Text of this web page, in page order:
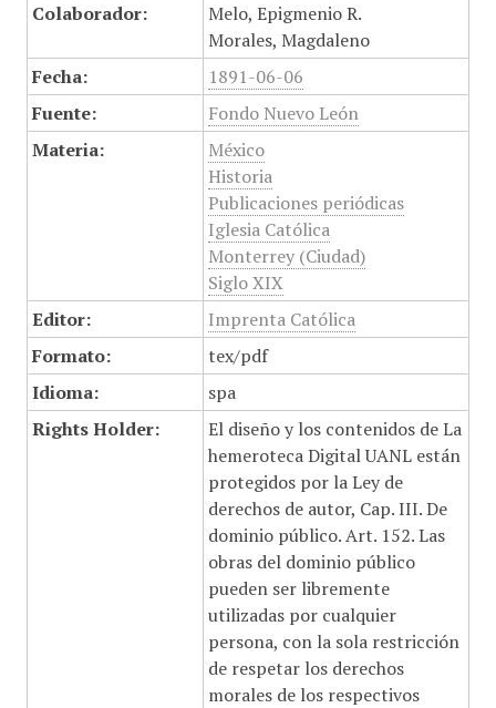
Colaborador:
Melo, Epigmenio R.
Morales, Magdaleno
Fecha:
1891-06-06
Fuente:
Fondo Nuevo León
Materia:
México
Historia
Publicaciones periódicas
Iglesia Católica
Monterrey (Ciudad)
Siglo XIX
Editor:
Imprenta Católica
Formato:
tex/pdf
Idioma:
spa
Rights Holder:
El diseño y los contenidos de La
hemeroteca Digital UANL están
protegidos por la Ley de
derechos de autor, Cap. III. De
dominio público. Art. 152. Las
obras del dominio público
pueden ser libremente
utilizadas por cualquier
persona, con la sola restricción
de respetar los derechos
morales de los respectivos